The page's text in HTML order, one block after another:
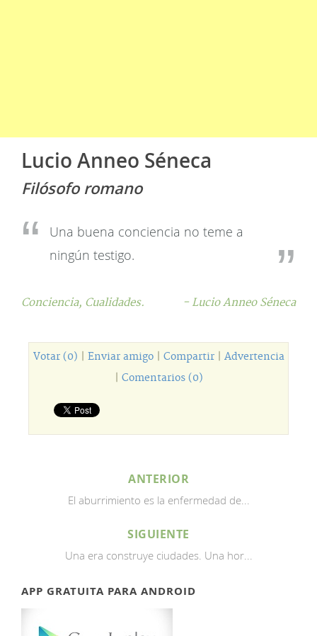
Lucio Anneo Séneca
Filósofo romano
Una buena conciencia no teme a
ningún testigo.
Conciencia, Cualidades. - Lucio Anneo Séneca
Votar (0) Enviar amigo| Compartir| Advertencia
Comentarios (0)
ANTERIOR
El aburrimiento es la enfermedad de...
SIGUIENTE
Una era construye ciudades. Una hor...
APP GRATUITA PARA ANDROID